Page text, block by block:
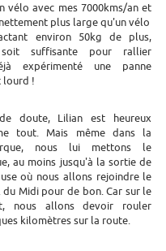
vélo avec mes 7000kms/an et
plus large qu'un vélo
environ 50kg de plus,
suffisante pour rallier
expérimenté une panne
lourd !
doute, Lilian est heureux
tout. Mais même dans la
nous lui mettons le
au moins jusqu'à la sortie de
où nous allons rejoindre le
du Midi pour de bon. Car sur le
nous allons devoir rouler
kilomètres sur la route.